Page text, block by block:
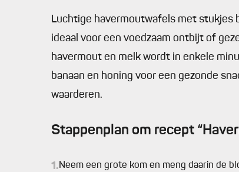
Luchtige havermoutwafels met stukjes
ideaal voor een voedzaam ontbijt of
havermout en melk wordt in enkele
banaan en honing voor een gezonde
waarderen.
Stappenplan om recept
1.Neem een grote kom en meng daarin de